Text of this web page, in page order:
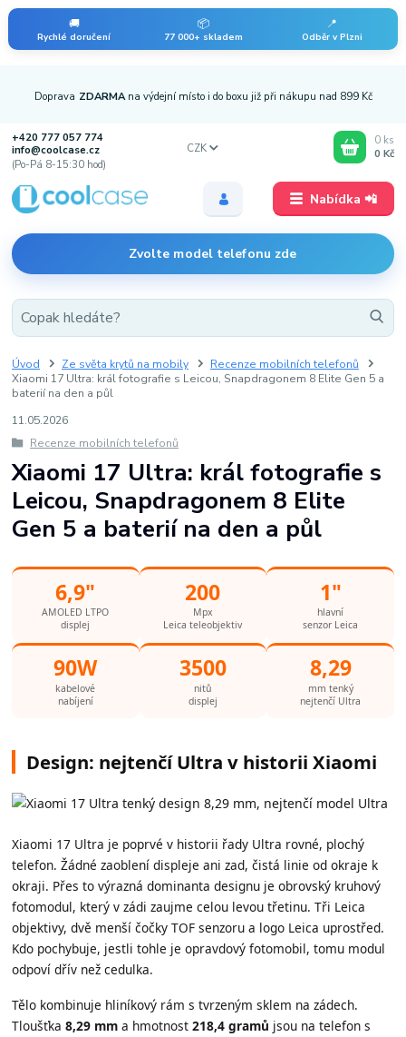
🚚
Rychlé doručení
📦
77 000+ skladem
📍
Odběr v Plzni
Nabídka 📲
Doprava ZDARMA na výdejní místo i do boxu již při nákupu nad 899 Kč
+420 777 057 774
info@coolcase.cz
(Po-Pá 8-15:30 hod)
Zvolte model telefonu zde
CZK
0 ks
0 Kč
Úvod Ze světa krytů na mobily
Recenze mobilních telefonů
Xiaomi 17 Ultra: král fotografie s Leicou, Snapdragonem 8 Elite Gen 5 a
baterií na den a půl
11.05.2026
Recenze mobilních telefonů
Xiaomi 17 Ultra: král fotografie s
Leicou, Snapdragonem 8 Elite
Gen 5 a baterií na den a půl
6,9"
AMOLED LTPO
displej
200
Mpx
Leica teleobjektiv
1"
hlavní
senzor Leica
90W
kabelové
nabíjení
3500
nitů
displej
8,29
mm tenký
nejtenčí Ultra
Design: nejtenčí Ultra v historii Xiaomi
Xiaomi 17 Ultra je poprvé v historii řady Ultra rovné, plochý
telefon. Žádné zaoblení displeje ani zad, čistá linie od okraje k
okraji. Přes to výrazná dominanta designu je obrovský kruhový
fotomodul, který v zádi zaujme celou levou třetinu. Tři Leica
objektivy, dvě menší čočky TOF senzoru a logo Leica uprostřed.
Kdo pochybuje, jestli tohle je opravdový fotomobil, tomu modul
odpoví dřív než cedulka.
Tělo kombinuje hliníkový rám s tvrzeným sklem na zádech.
Tloušťka8,29 mm a hmotnost218,4 gramů jsou na telefon s